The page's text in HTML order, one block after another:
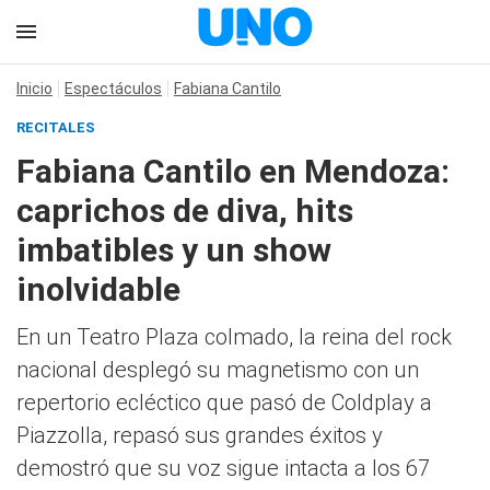
Inicio Espectáculos Fabiana Cantilo
RECITALES
Fabiana Cantilo en Mendoza:
caprichos de diva, hits
imbatibles y un show
inolvidable
En un Teatro Plaza colmado, la reina del rock
nacional desplegó su magnetismo con un
repertorio ecléctico que pasó de Coldplay a
Piazzolla, repasó sus grandes éxitos y
demostró que su voz sigue intacta a los 67